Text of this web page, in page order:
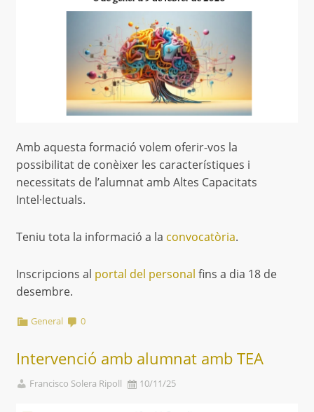
Amb aquesta formació volem oferir-vos la
possibilitat de conèixer les característiques i
necessitats de l’alumnat amb Altes Capacitats
Intel·lectuals.
Teniu tota la informació a la convocatòria.
Inscripcions al portal del personal fins a dia 18 de
desembre.
General 0
Intervenció amb alumnat amb TEA
Francisco Solera Ripoll 10/11/25